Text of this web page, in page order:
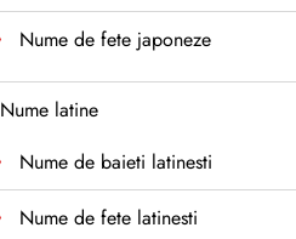
Nume de fete japoneze
Nume latine
Nume de baieti latinesti
Nume de fete latinesti